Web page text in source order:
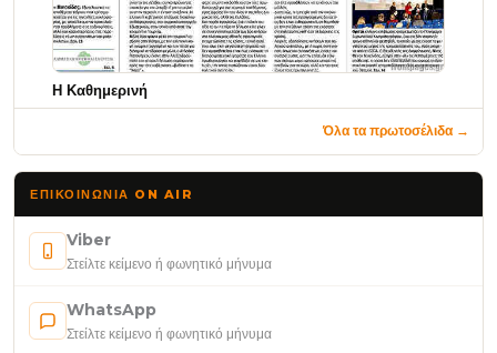
Η Καθημερινή
Όλα τα πρωτοσέλιδα →
ΕΠΙΚΟΙΝΩΝΊΑ ON AIR
Viber
Στείλτε κείμενο ή φωνητικό μήνυμα
WhatsApp
Στείλτε κείμενο ή φωνητικό μήνυμα